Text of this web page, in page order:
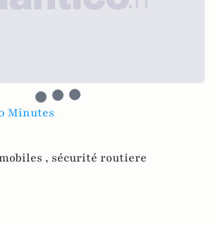
Minutes
, sécurité routiere